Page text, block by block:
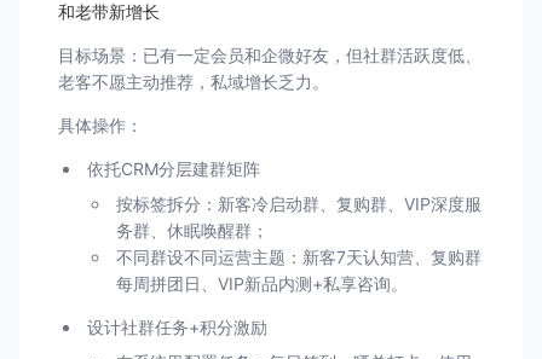
和老带新增长
目标场景：已有一定会员和企微好友，但社群活跃度低、
老客不愿主动推荐，私域增长乏力。
具体操作：
依托CRM分层建群矩阵
按标签拆分：新客冷启动群、复购群、VIP深度服
务群、休眠唤醒群；
不同群设不同运营主题：新客7天认知营、复购群
每周拼团日、VIP新品内测+私享咨询。
设计社群任务+积分激励